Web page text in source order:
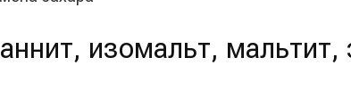
изомальт, мальтит,